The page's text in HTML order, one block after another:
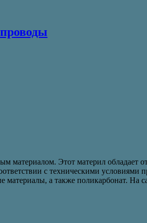
материалом. Этот материл
с техническими условиями
а также поликарбонат. На